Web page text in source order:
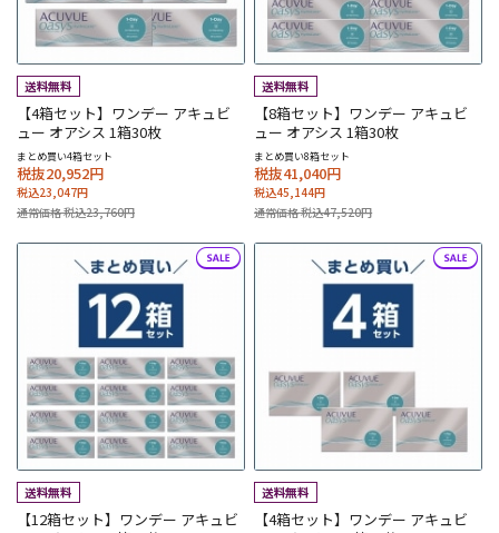
【4箱セット】ワンデー アキュビ
ュー オアシス 1箱30枚
まとめ買い4箱セット
税抜20,952円
税込23,047円
通常価格 税込23,760円
【8箱セット】ワンデー アキュビ
ュー オアシス 1箱30枚
まとめ買い8箱セット
税抜41,040円
税込45,144円
通常価格 税込47,520円
【12箱セット】ワンデー アキュビ
【4箱セット】ワンデー アキュビ